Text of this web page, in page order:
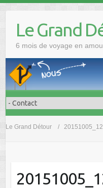
Le Grand
6 mois de voyage en
Le Grand Détour